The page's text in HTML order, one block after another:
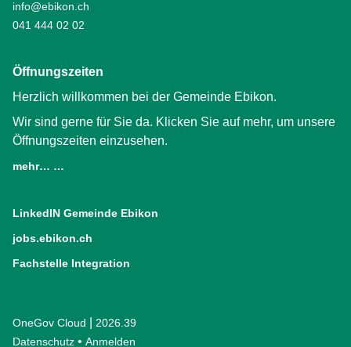
info@ebikon.ch
041 444 02 02
Öffnungszeiten
Herzlich willkommen bei der Gemeinde Ebikon.
Wir sind gerne für Sie da. Klicken Sie auf mehr, um unsere
Öffnungszeiten einzusehen.
mehr… …
LinkedIN Gemeinde Ebikon
jobs.ebikon.ch
Fachstelle Integration
OneGov Cloud (External Link)
2026.39
Datenschutz (External Link)
Anmelden